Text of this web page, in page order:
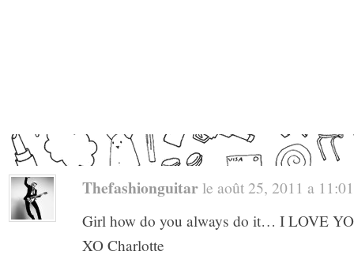
Thefashionguitar le août 25, 2011 a
Girl how do you always do it… I LOVE
XO Charlotte